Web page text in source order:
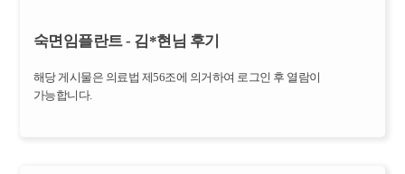
숙면임플란트 - 김*현님 후기
해당 게시물은 의료법 제56조에 의거하여 로그인 후 열람이
가능합니다.